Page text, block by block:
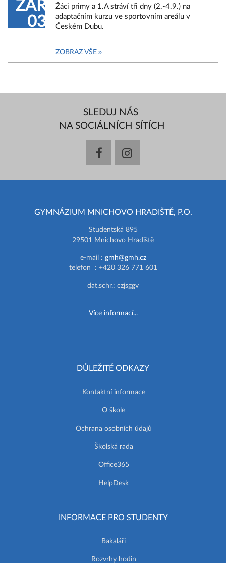
ZÁŘ
03
Žáci primy a 1.A stráví tři dny (2.-4.9.) na
adaptačním kurzu ve sportovním areálu v
Českém Dubu.
ZOBRAZ VŠE
SLEDUJ NÁS
NA SOCIÁLNÍCH SÍTÍCH
facebookinstagram
GYMNÁZIUM MNICHOVO HRADIŠTĚ, P.O.
Studentská 895
29501 Mnichovo Hradiště
e-mail : gmh@gmh.cz
telefon : +420 326 771 601
dat.schr.: czjsggv
Více informací...
DŮLEŽITÉ ODKAZY
Kontaktní informace
O škole
Ochrana osobních údajů
Školská rada
Office365
HelpDesk
INFORMACE PRO STUDENTY
Bakaláři
Rozvrhy hodin